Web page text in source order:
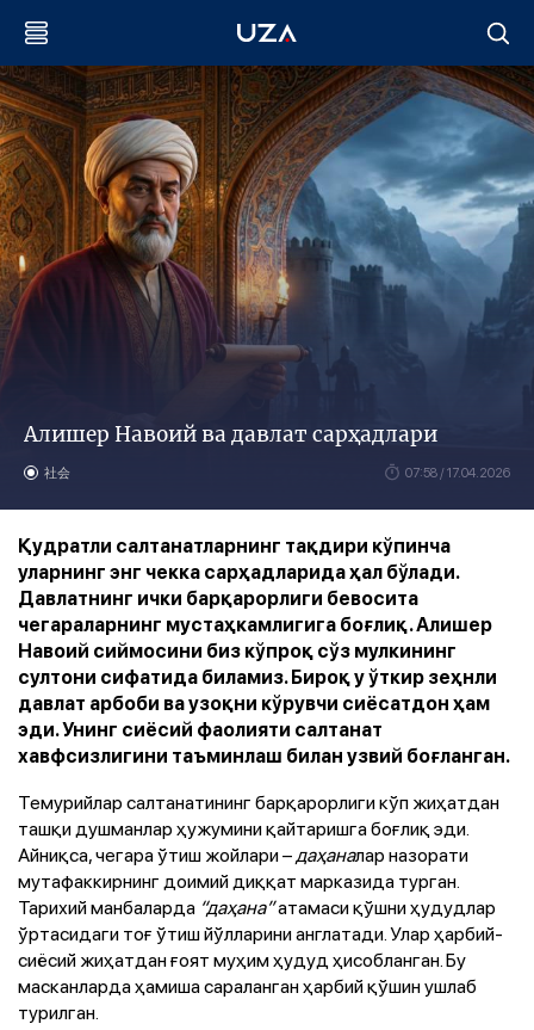
Алишер Навоий ва давлат сарҳадлари
社会 07:58 / 17.04.2026
Қудратли салтанатларнинг тақдири кўпинча
уларнинг энг чекка сарҳадларида ҳал бўлади.
Давлатнинг ички барқарорлиги бевосита
чегараларнинг мустаҳкамлигига боғлиқ. Алишер
Навоий сиймосини биз кўпроқ сўз мулкининг
султони сифатида биламиз. Бироқ у ўткир зеҳнли
давлат арбоби ва узоқни кўрувчи сиёсатдон ҳам
эди. Унинг сиёсий фаолияти салтанат
хавфсизлигини таъминлаш билан узвий боғланган.
Темурийлар салтанатининг барқарорлиги кўп жиҳатдан
ташқи душманлар ҳужумини қайтаришга боғлиқ эди.
Айниқса, чегара ўтиш жойлари –даҳаналар назорати
мутафаккирнинг доимий диққат марказида турган.
Тарихий манбаларда “даҳана”атамаси қўшни ҳудудлар
ўртасидаги тоғ ўтиш йўлларини англатади. Улар ҳарбий-
сиёсий жиҳатдан ғоят муҳим ҳудуд ҳисобланган. Бу
масканларда ҳамиша сараланган ҳарбий қўшин ушлаб
турилган.